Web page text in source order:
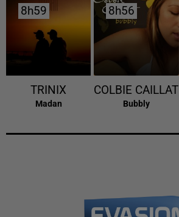
8h59
8h59
TRINIX
Madan
8h56
8h56
COLBIE CAILLAT
Bubbly